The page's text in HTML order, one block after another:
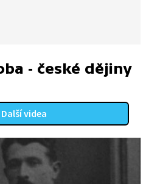
- české dějiny
Další videa